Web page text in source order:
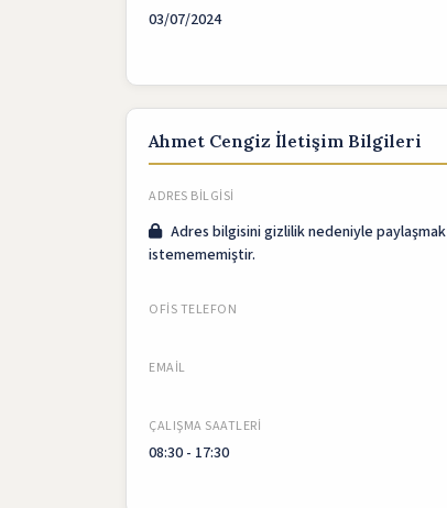
03/07/2024
Ahmet Cengiz İletişim Bilgileri
ADRES BILGISI
Adres bilgisini gizlilik nedeniyle paylaşmak
istemememiştir.
OFIS TELEFON
EMAIL
ÇALIŞMA SAATLERI
08:30 - 17:30